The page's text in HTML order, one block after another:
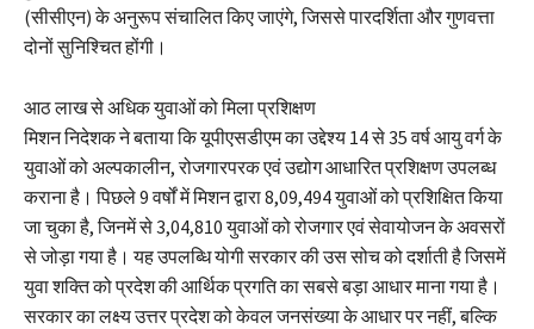
(सीसीएन) के अनुरूप संचालित किए जाएंगे, जिससे पारदर्शिता और गुणवत्ता
दोनों सुनिश्चित होंगी।
आठ लाख से अधिक युवाओं को मिला प्रशिक्षण
मिशन निदेशक ने बताया कि यूपीएसडीएम का उद्देश्य 14 से 35 वर्ष आयु वर्ग के
युवाओं को अल्पकालीन, रोजगारपरक एवं उद्योग आधारित प्रशिक्षण उपलब्ध
कराना है। पिछले 9 वर्षों में मिशन द्वारा 8,09,494 युवाओं को प्रशिक्षित किया
जा चुका है, जिनमें से 3,04,810 युवाओं को रोजगार एवं सेवायोजन के अवसरों
से जोड़ा गया है। यह उपलब्धि योगी सरकार की उस सोच को दर्शाती है जिसमें
युवा शक्ति को प्रदेश की आर्थिक प्रगति का सबसे बड़ा आधार माना गया है।
सरकार का लक्ष्य उत्तर प्रदेश को केवल जनसंख्या के आधार पर नहीं, बल्कि